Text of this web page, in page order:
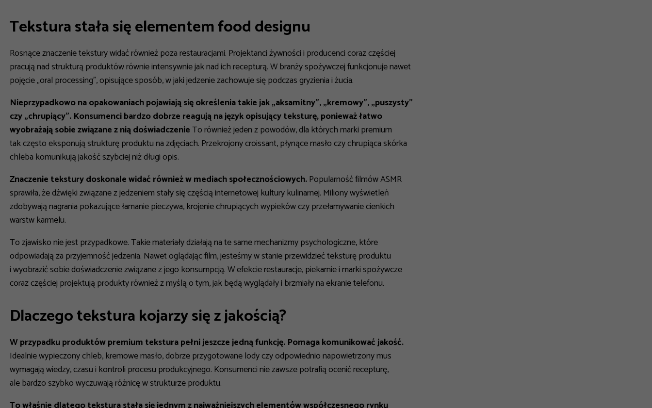
Tekstura stała się elementem food designu
Rosnące znaczenie tekstury widać również poza restauracjami. Projektanci żywności i producenci coraz częściej
pracują nad strukturą produktów równie intensywnie jak nad ich recepturą. W branży spożywczej funkcjonuje nawet
pojęcie „oral processing”, opisujące sposób, w jaki jedzenie zachowuje się podczas gryzienia i żucia.
Nieprzypadkowo na opakowaniach pojawiają się określenia takie jak „aksamitny”, „kremowy”, „puszysty”
czy „chrupiący”. Konsumenci bardzo dobrze reagują na język opisujący teksturę, ponieważ łatwo
wyobrażają sobie związane z nią doświadczenieTo również jeden z powodów, dla których marki premium
tak często eksponują strukturę produktu na zdjęciach. Przekrojony croissant, płynące masło czy chrupiąca skórka
chleba komunikują jakość szybciej niż długi opis.
Znaczenie tekstury doskonale widać również w mediach społecznościowych.Popularność filmów ASMR
sprawiła, że dźwięki związane z jedzeniem stały się częścią internetowej kultury kulinarnej. Miliony wyświetleń
zdobywają nagrania pokazujące łamanie pieczywa, krojenie chrupiących wypieków czy przełamywanie cienkich
warstw karmelu.
To zjawisko nie jest przypadkowe. Takie materiały działają na te same mechanizmy psychologiczne, które
odpowiadają za przyjemność jedzenia. Nawet oglądając film, jesteśmy w stanie przewidzieć teksturę produktu
i wyobrazić sobie doświadczenie związane z jego konsumpcją. W efekcie restauracje, piekarnie i marki spożywcze
coraz częściej projektują produkty również z myślą o tym, jak będą wyglądały i brzmiały na ekranie telefonu.
Dlaczego tekstura kojarzy się z jakością?
W przypadku produktów premium tekstura pełni jeszcze jedną funkcję. Pomaga komunikować jakość.
Idealnie wypieczony chleb, kremowe masło, dobrze przygotowane lody czy odpowiednio napowietrzony mus
wymagają wiedzy, czasu i kontroli procesu produkcyjnego. Konsumenci nie zawsze potrafią ocenić recepturę,
ale bardzo szybko wyczuwają różnicę w strukturze produktu.